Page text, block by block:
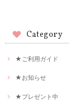
Category
★ご利用ガイド
★お知らせ
★プレゼント中